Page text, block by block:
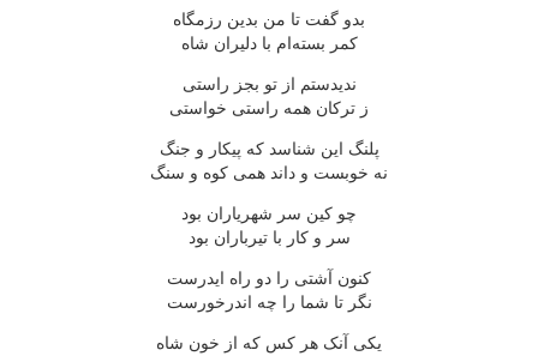
بدو گفت تا من بدین رزمگاه
کمر بسته‌ام با دلیران شاه
ندیدستم از تو بجز راستی
ز ترکان همه راستی خواستی
پلنگ این شناسد که پیکار و جنگ
نه خوبست و داند همی کوه و سنگ
چو کین سر شهریاران بود
سر و کار با تیرباران بود
کنون آشتی را دو راه ایدرست
نگر تا شما را چه اندرخورست
یکی آنک هر کس که از خون شاه